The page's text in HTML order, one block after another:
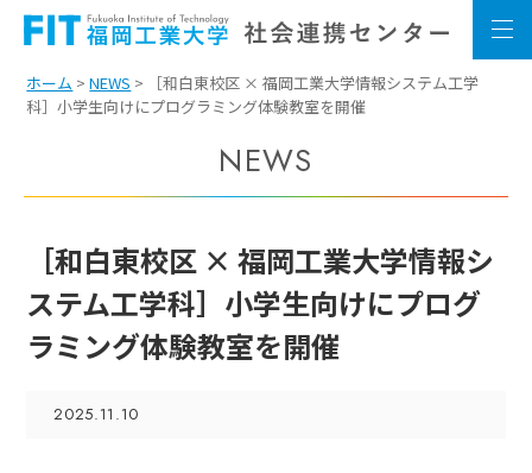
ホーム >NEWS > ［和白東校区 × 福岡工業大学情報システム工学
科］小学生向けにプログラミング体験教室を開催
NEWS
［和白東校区 × 福岡工業大学情報シ
ステム工学科］小学生向けにプログ
ラミング体験教室を開催
2025.11.10